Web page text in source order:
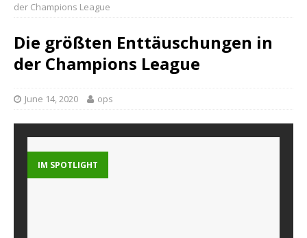
der Champions League
Die größten Enttäuschungen in
der Champions League
June 14, 2020 ops
IM SPOTLIGHT